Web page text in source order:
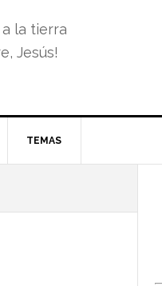
a la tierra
Jesús!
TEMAS